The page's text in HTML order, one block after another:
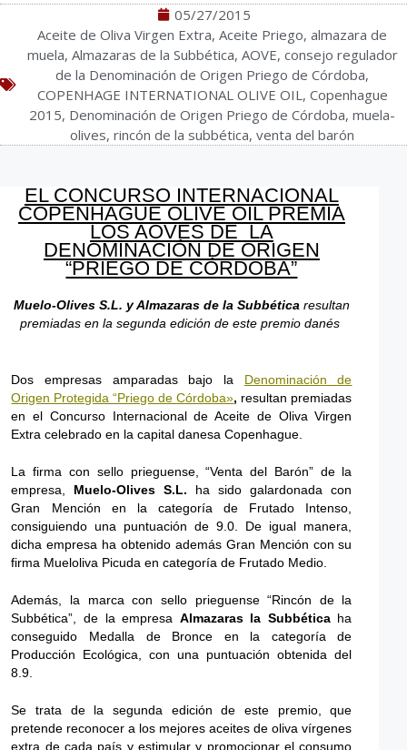
05/27/2015
Aceite de Oliva Virgen Extra, Aceite Priego, almazara de
muela, Almazaras de la Subbética, AOVE, consejo regulador
de la Denominación de Origen Priego de Córdoba,
COPENHAGE INTERNATIONAL OLIVE OIL, Copenhague
2015, Denominación de Origen Priego de Córdoba, muela-
olives, rincón de la subbética, venta del barón
EL CONCURSO INTERNACIONAL
COPENHAGUE OLIVE OIL PREMIA
LOS AOVES DE LA
DENOMINACIÓN DE ORIGEN
“PRIEGO DE CÓRDOBA”
Muelo-Olives S.L. y Almazaras de la Subbética resultan
premiadas en la segunda edición de este premio danés
Dos empresas amparadas bajo la Denominación de
Origen Protegida “Priego de Córdoba», resultan premiadas
en el Concurso Internacional de Aceite de Oliva Virgen
Extra celebrado en la capital danesa Copenhague.
La firma con sello prieguense, “Venta del Barón” de la
empresa, Muelo-Olives S.L. ha sido galardonada con
Gran Mención en la categoría de Frutado Intenso,
consiguiendo una puntuación de 9.0. De igual manera,
dicha empresa ha obtenido además Gran Mención con su
firma Mueloliva Picuda en categoría de Frutado Medio.
Además, la marca con sello prieguense “Rincón de la
Subbética”, de la empresa Almazaras la Subbéticaha
conseguido Medalla de Bronce en la categoría de
Producción Ecológica, con una puntuación obtenida del
8.9.
Se trata de la segunda edición de este premio, que
pretende reconocer a los mejores aceites de oliva vírgenes
extra de cada país y estimular y promocionar el consumo